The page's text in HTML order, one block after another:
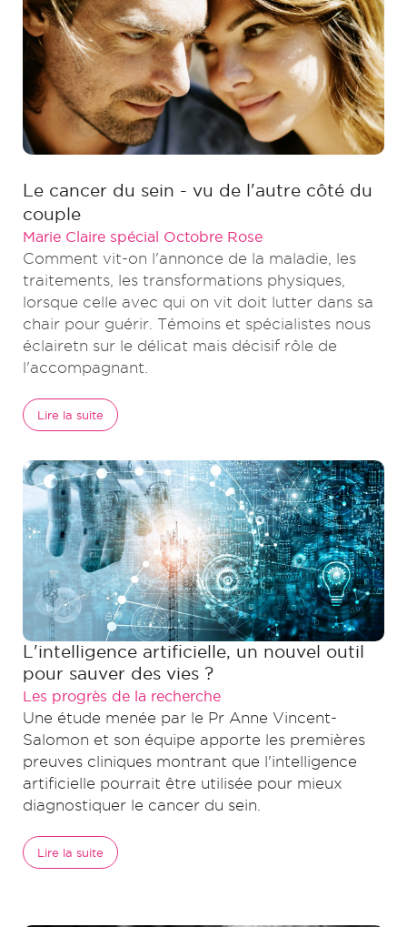
Le cancer du sein - vu de l'autre côté du
couple
Marie Claire spécial Octobre Rose
Comment vit-on l'annonce de la maladie, les
traitements, les transformations physiques,
lorsque celle avec qui on vit doit lutter dans sa
chair pour guérir. Témoins et spécialistes nous
éclairetn sur le délicat mais décisif rôle de
l'accompagnant.
Lire la suite
L'intelligence artificielle, un nouvel outil
pour sauver des vies ?
Les progrès de la recherche
Une étude menée par le Pr Anne Vincent-
Salomon et son équipe apporte les premières
preuves cliniques montrant que l'intelligence
artificielle pourrait être utilisée pour mieux
diagnostiquer le cancer du sein.
Lire la suite